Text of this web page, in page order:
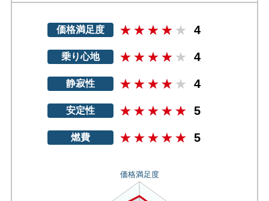
価格満足度 4
乗り心地 4
静寂性 4
安定性 5
燃費 5